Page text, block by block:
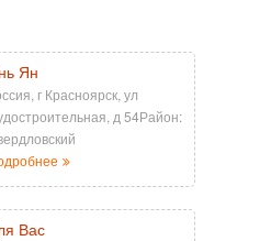
Ян
г Красноярск, ул
д 54Район:
Вас